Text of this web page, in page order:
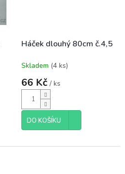
Háček dlouhý 80cm č.4,5
Průměrné
hodnocení
produktu
z
hvězdiček.
Skladem (4 ks)
66 Kč / ks
DO KOŠÍKU